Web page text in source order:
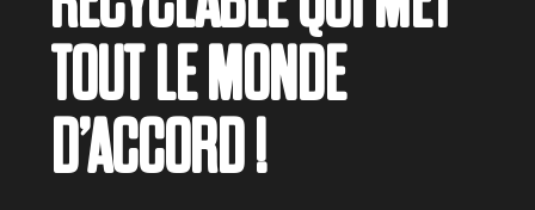
TOUT LE MONDE
D’ACCORD !